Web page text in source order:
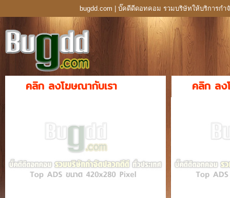
bugdd.com | บั๊คดีดีดอทคอม รวมบริษัทให้บริการกำ
คลิก ลงโฆษณากับเรา คลิก ลง